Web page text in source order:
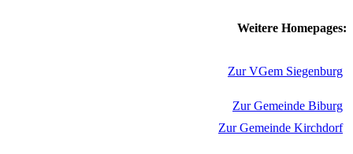
Weitere Homepages:
Zur VGem Siegenburg
Zur Gemeinde Biburg
Zur Gemeinde Kirchdorf